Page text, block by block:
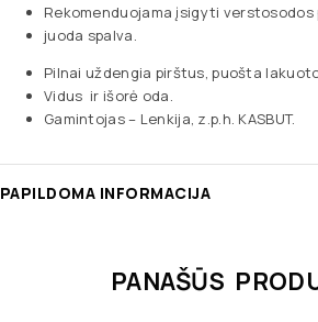
Rekomenduojama įsigyti verstosodos
juoda spalva.
Pilnai uždengia pirštus, puošta
Vidus ir išorė oda.
Gamintojas – Lenkija, z.p.h. KASBUT.
PAPILDOMA INFORMACIJA
PANAŠŪS